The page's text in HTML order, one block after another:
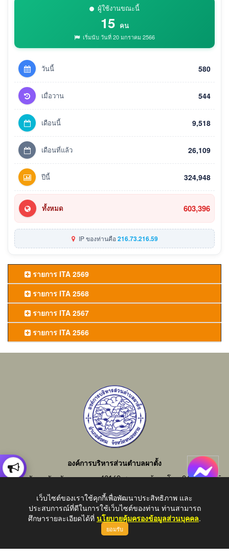
ผู้ใช้งานขณะนี้
15 คน
เริ่มนับ วันที่ 20 มกราคม 2566
วันนี้ 580
เมื่อวาน 544
เดือนนี้ 9,518
เดือนที่แล้ว 26,109
ปีนี้ 324,948
ทั้งหมด 603,396
IP ของท่านคือ216.73.216.59
รายการ ITA 2569
รายการ ITA 2568
รายการ ITA 2567
รายการ ITA 2566
องค์การบริหารส่วนตำบลผาตั้ง
อำเภอสังคม จังหวัดหนองคาย 43160 สอบถามข้อมูลโทร 042-414855
อีเมลกลาง : saraban_06430805@dla.go.th
เว็บไซต์ของเราใช้คุกกี้เพื่อพัฒนาประสิทธิภาพ และ
ประสบการณ์ที่ดีในการใช้เว็บไซต์ของท่าน ท่านสามารถ
ศึกษารายละเอียดได้ที่ นโยบายคุ้มครองข้อมูลส่วนบุคคล.
ยอมรับ